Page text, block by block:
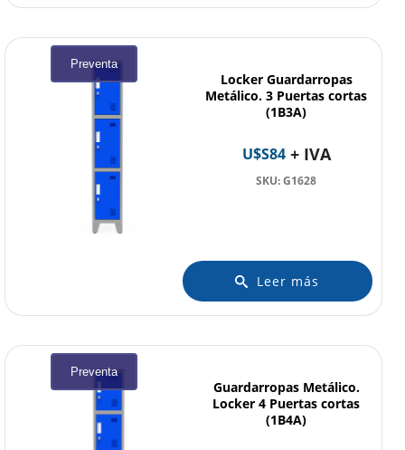
Locker Guardarropas
Metálico. 3 Puertas cortas
(1B3A)
Preventa
U$S84+ IVA
SKU: G1628
Leer más
Guardarropas Metálico.
Locker 4 Puertas cortas
(1B4A)
Preventa